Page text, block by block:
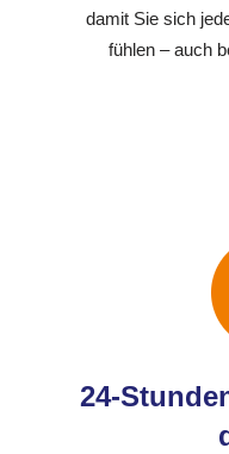
damit Sie sich
fühlen – auch
24-